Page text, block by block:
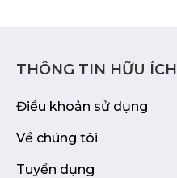
THÔNG TIN HỮU ÍCH
Điều khoản sử dụng
Về chúng tôi
Tuyển dụng